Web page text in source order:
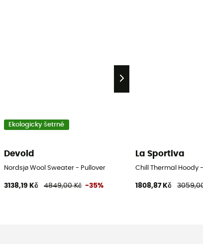
Ekologicky šetrné
Devold
Nordsjø Wool Sweater - Pullover
3138,19 Kč 4849,00 Kč -35%
La Sportiva
Chill Thermal Hoody
1808,87 Kč